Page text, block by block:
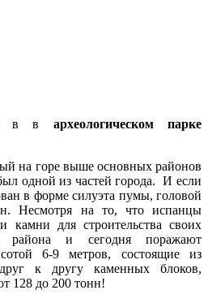
в в археологическом парке
на горе выше основных районов
одной из частей города. И если
в форме силуэта пумы, головой
Несмотря на то, что испанцы
камни для строительства своих
района и сегодня поражают
6-9 метров, состоящие из
к другу каменных блоков,
128 до 200 тонн!